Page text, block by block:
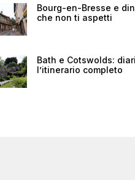
Bourg-en-Bresse e
che non ti aspetti
Bath e Cotswolds:
l’itinerario completo